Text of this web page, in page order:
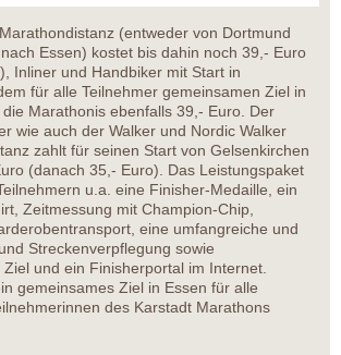
(entweder von Dortmund
Essen) kostet bis dahin noch 39,- Euro
Inliner und Handbiker mit Start in
für alle Teilnehmer gemeinsamen Ziel in
Marathonis ebenfalls 39,- Euro. Der
wie auch der Walker und Nordic Walker
zahlt für seinen Start von Gelsenkirchen
(danach 35,- Euro). Das Leistungspaket
u.a. eine Finisher-Medaille, ein
Zeitmessung mit Champion-Chip,
eine umfangreiche und
Streckenverpflegung sowie
und ein Finisherportal im Internet.
gemeinsames Ziel in Essen für alle
des Karstadt Marathons